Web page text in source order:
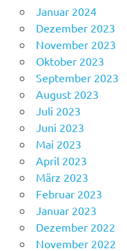
Januar 2024
Dezember 2023
November 2023
Oktober 2023
September 2023
August 2023
Juli 2023
Juni 2023
Mai 2023
April 2023
März 2023
Februar 2023
Januar 2023
Dezember 2022
November 2022